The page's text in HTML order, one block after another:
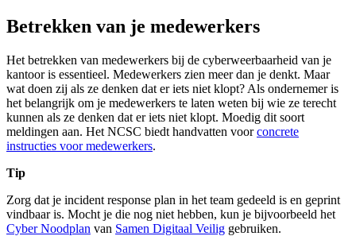
Betrekken van je medewerkers
Het betrekken van medewerkers bij de cyberweerbaarheid van je
kantoor is essentieel. Medewerkers zien meer dan je denkt. Maar
wat doen zij als ze denken dat er iets niet klopt? Als ondernemer is
het belangrijk om je medewerkers te laten weten bij wie ze terecht
kunnen als ze denken dat er iets niet klopt. Moedig dit soort
meldingen aan. Het NCSC biedt handvatten voorconcrete
instructies voor medewerkers.
Tip
Zorg dat je incident response plan in het team gedeeld is en geprint
vindbaar is. Mocht je die nog niet hebben, kun je bijvoorbeeld het
Cyber Noodplan van Samen Digitaal Veilig gebruiken.